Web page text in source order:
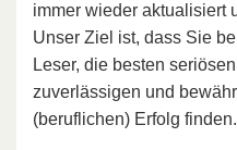
immer wieder aktualisiert
Unser Ziel ist, dass Sie
Leser, die besten
zuverlässigen und
(beruflichen) Erfolg finden.